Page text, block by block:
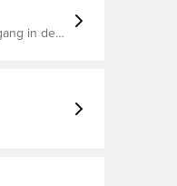
in der
den